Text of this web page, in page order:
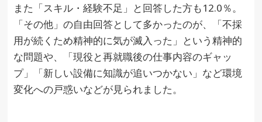
また「スキル・経験不足」と回答した方も12.0％。
「その他」の自由回答として多かったのが、「不採
用が続くため精神的に気が滅入った」という精神的
な問題や、「現役と再就職後の仕事内容のギャッ
プ」「新しい設備に知識が追いつかない」など環境
変化への戸惑いなどが見られました。